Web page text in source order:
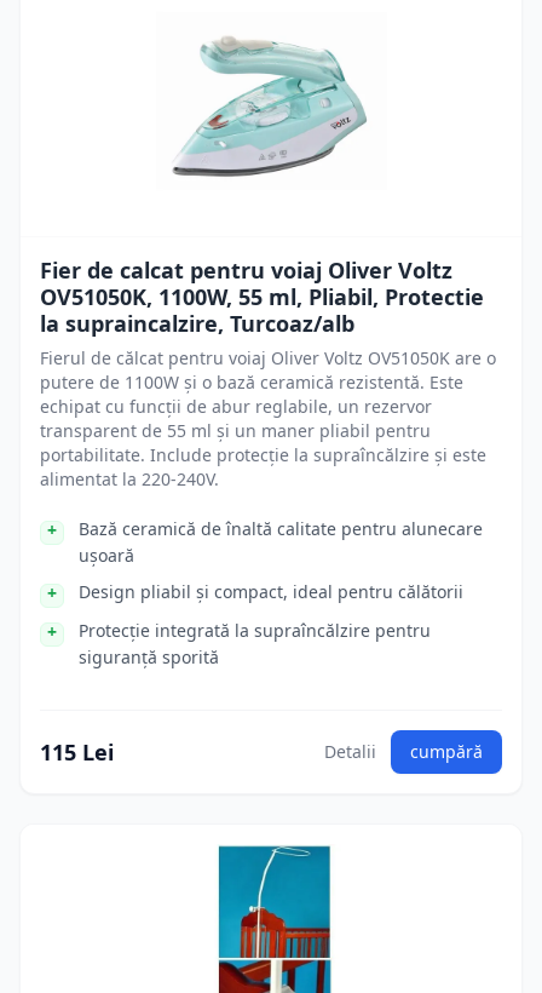
Fier de calcat pentru voiaj Oliver Voltz
OV51050K, 1100W, 55 ml, Pliabil, Protectie
la supraincalzire, Turcoaz/alb
Fierul de călcat pentru voiaj Oliver Voltz OV51050K are o
putere de 1100W și o bază ceramică rezistentă. Este
echipat cu funcții de abur reglabile, un rezervor
transparent de 55 ml și un maner pliabil pentru
portabilitate. Include protecție la supraîncălzire și este
alimentat la 220-240V.
Bază ceramică de înaltă calitate pentru alunecare
ușoară
Design pliabil și compact, ideal pentru călătorii
Protecție integrată la supraîncălzire pentru
siguranță sporită
115 Lei Detalii cumpără